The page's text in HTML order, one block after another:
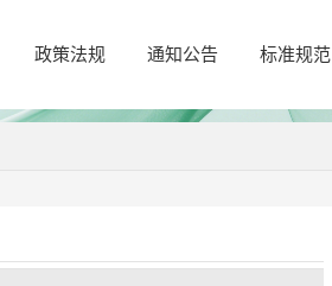
政策法规 通知公告 标准规范